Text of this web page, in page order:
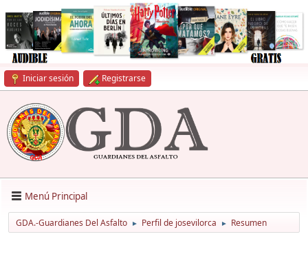
Iniciar sesión Registrarse
Menú Principal
GDA.-Guardianes Del Asfalto ► Perfil de josevilorca ► Resumen